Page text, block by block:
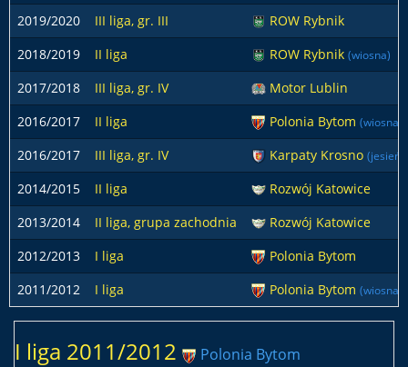
2019/2020
III liga, gr. III
ROW Rybnik
2018/2019
II liga ROW Rybnik (wiosna)
2017/2018 III liga, gr. IV
Motor Lublin
2016/2017
II liga Polonia Bytom (wiosna)
2016/2017 III liga, gr. IV Karpaty Krosno (jesień)
2014/2015 II liga
Rozwój Katowice
2013/2014
II liga, grupa zachodnia
Rozwój Katowice
2012/2013
I liga
Polonia Bytom
2011/2012
I liga Polonia Bytom (wiosna)
I liga 2011/2012 Polonia Bytom